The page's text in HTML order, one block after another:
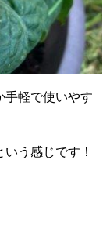
手軽で使いやす
う感じです！